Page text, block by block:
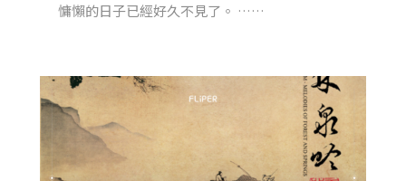
慵懶的日子已經好久不見了。 ……